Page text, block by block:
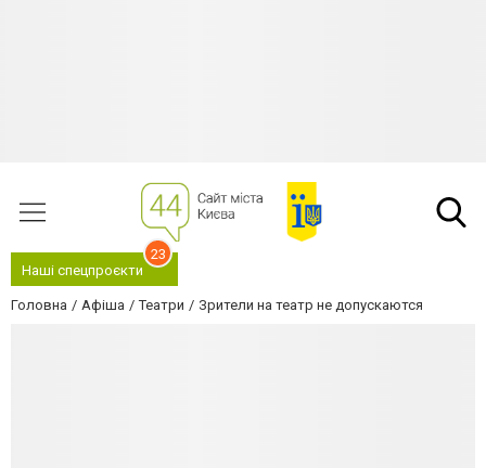
Наші спецпроєкти
23
Головна Афіша Театри Зрители на театр не допускаются